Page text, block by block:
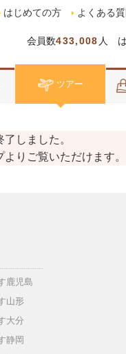
会員数433,008 人 は
はじめての方 よくある
ツアー
しました。
りご覧いただけます。
鹿児島
山形
大分
静岡